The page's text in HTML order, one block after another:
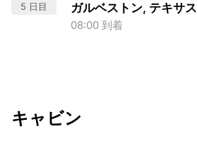
5 日目 ガルベストン, テキサス
08:00 到着
キャビン